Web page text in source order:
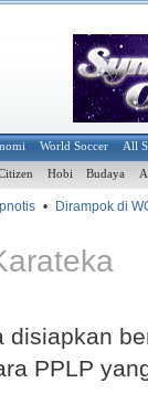
World Soccer All
Hobi Budaya
• Dirampok di WC
PPLP